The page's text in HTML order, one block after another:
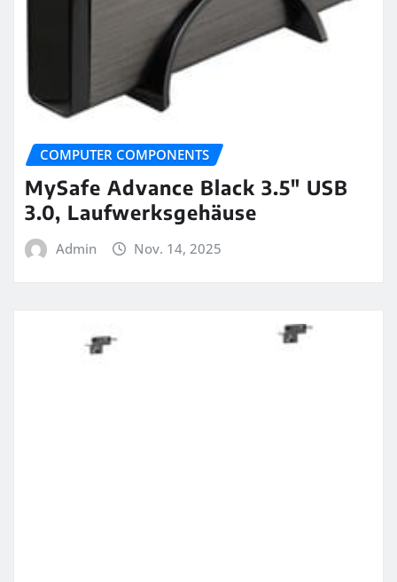
COMPUTER COMPONENTS
MySafe Advance Black 3.5″ USB
3.0, Laufwerksgehäuse
Admin Nov. 14, 2025